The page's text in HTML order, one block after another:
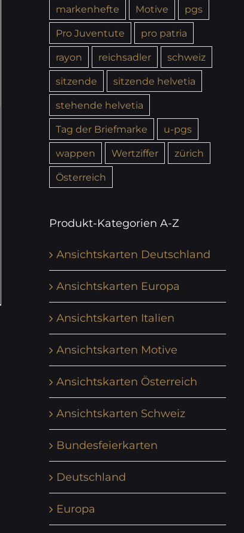
markenhefte
Motive
pgs
Pro Juventute
pro patria
rayon
reichsadler
schweiz
sitzende
sitzende helvetia
stehende helvetia
Tag der Briefmarke
u-pgs
wappen
Wertziffer
zürich
Österreich
Produkt-Kategorien A-Z
Ansichtskarten Deutschland
Ansichtskarten Europa
Ansichtskarten Italien
Ansichtskarten Motive
Ansichtskarten Österreich
Ansichtskarten Schweiz
Bundesfeierkarten
Deutschland
Europa